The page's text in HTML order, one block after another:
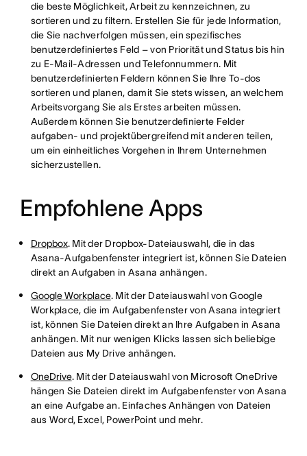
die beste Möglichkeit, Arbeit zu kennzeichnen, zu
sortieren und zu filtern. Erstellen Sie für jede Information,
die Sie nachverfolgen müssen, ein spezifisches
benutzerdefiniertes Feld – von Priorität und Status bis hin
zu E-Mail-Adressen und Telefonnummern. Mit
benutzerdefinierten Feldern können Sie Ihre To-dos
sortieren und planen, damit Sie stets wissen, an welchem
Arbeitsvorgang Sie als Erstes arbeiten müssen.
Außerdem können Sie benutzerdefinierte Felder
aufgaben- und projektübergreifend mit anderen teilen,
um ein einheitliches Vorgehen in Ihrem Unternehmen
sicherzustellen.
Empfohlene Apps
Dropbox. Mit der Dropbox-Dateiauswahl, die in das
Asana-Aufgabenfenster integriert ist, können Sie Dateien
direkt an Aufgaben in Asana anhängen.
Google Workplace. Mit der Dateiauswahl von Google
Workplace, die im Aufgabenfenster von Asana integriert
ist, können Sie Dateien direkt an Ihre Aufgaben in Asana
anhängen. Mit nur wenigen Klicks lassen sich beliebige
Dateien aus My Drive anhängen.
OneDrive. Mit der Dateiauswahl von Microsoft OneDrive
hängen Sie Dateien direkt im Aufgabenfenster von Asana
an eine Aufgabe an. Einfaches Anhängen von Dateien
aus Word, Excel, PowerPoint und mehr.